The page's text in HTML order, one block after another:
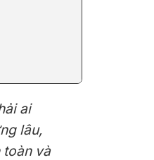
ai
lâu,
toàn và